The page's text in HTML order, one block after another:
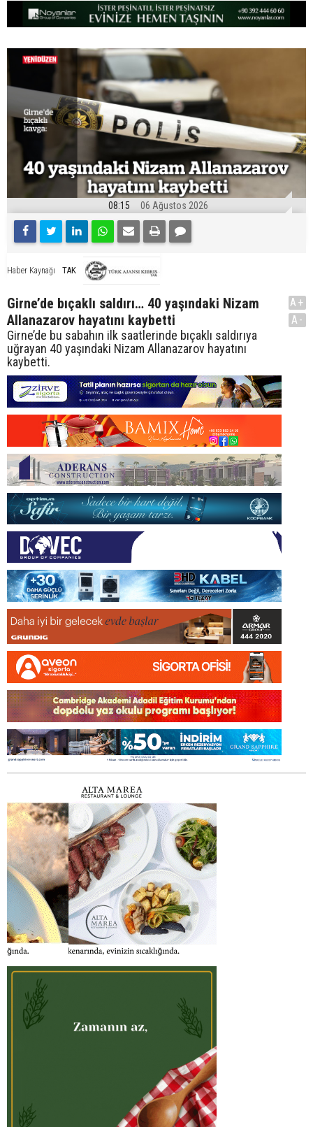
08:15 06 Ağustos 2026
Haber Kaynağı TAK
Girne’de bıçaklı saldırı… 40 yaşındaki Nizam
Allanazarov hayatını kaybetti
Girne’de bu sabahın ilk saatlerinde bıçaklı saldırıya
uğrayan 40 yaşındaki Nizam Allanazarov hayatını
kaybetti.
A+
A-